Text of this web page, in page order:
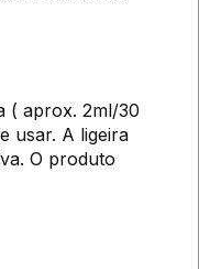
( aprox. 2ml/30
usar. A ligeira
O produto